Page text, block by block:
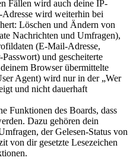
Fällen wird auch deine IP-
wird weiterhin bei
Löschen und Ändern von
Nachrichten und Umfragen),
(E-Mail-Adresse,
und gescheiterte
Browser übermittelte
Agent) wird nur in der „Wer
und nicht dauerhaft
Funktionen des Boards, dass
Dazu gehören dein
der Gelesen-Status von
von dir gesetzte Lesezeichen